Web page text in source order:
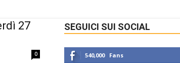
27
0
SEGUICI SUI SOCIAL
540,000 Fans